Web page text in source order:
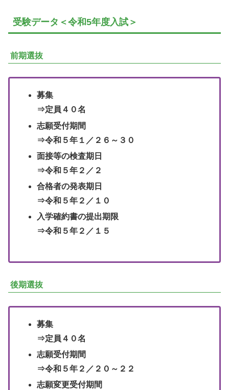
受験データ＜令和5年度入試＞
前期選抜
募集
⇒定員４０名
志願受付期間
⇒令和５年１／２６～３０
面接等の検査期日
⇒令和５年２／２
合格者の発表期日
⇒令和５年２／１０
入学確約書の提出期限
⇒令和５年２／１５
後期選抜
募集
⇒定員４０名
志願受付期間
⇒令和５年２／２０～２２
志願変更受付期間